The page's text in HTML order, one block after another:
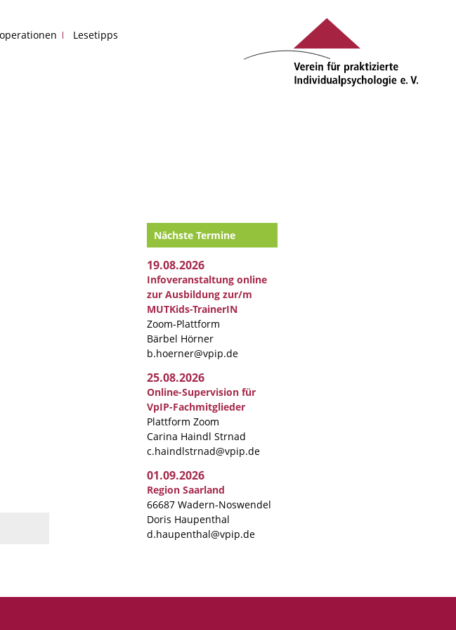
Lesetipps
Nächste Termine
19.08.2026
Infoveranstaltung online
zur Ausbildung zur/m
MUTKids-TrainerIN
Zoom-Plattform
Bärbel Hörner
b.hoerner@vpip.de
25.08.2026
Online-Supervision für
VpIP-Fachmitglieder
Plattform Zoom
Carina Haindl Strnad
c.haindlstrnad@vpip.de
01.09.2026
Region Saarland
66687 Wadern-Noswendel
Doris Haupenthal
d.haupenthal@vpip.de